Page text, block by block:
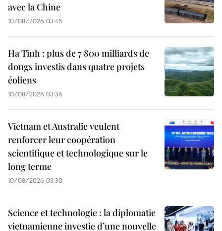
avec la Chine
10/08/2026 03:45
Ha Tinh : plus de 7 800 milliards de
dongs investis dans quatre projets
éoliens
10/08/2026 03:36
Vietnam et Australie veulent
renforcer leur coopération
scientifique et technologique sur le
long terme
10/08/2026 03:30
Science et technologie : la diplomatie
vietnamienne investie d’une nouvelle